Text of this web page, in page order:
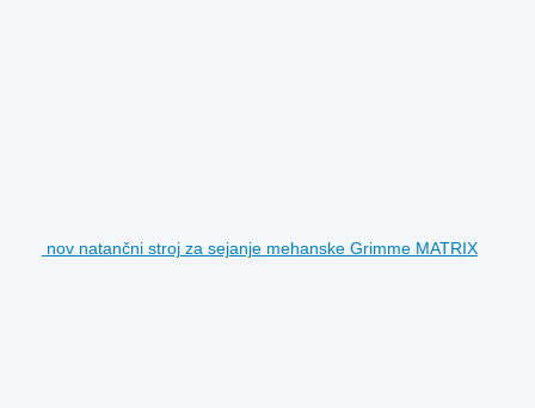
nov natančni stroj za sejanje mehanske Grimme MATRIX